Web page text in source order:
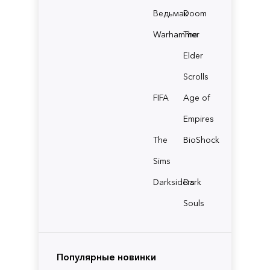
ВедьмакDoom
Warhammer
The
Elder
Scrolls
FIFA
Age of
Empires
The
Sims
BioShock
Darksiders
Dark
Souls
Популярные новинки